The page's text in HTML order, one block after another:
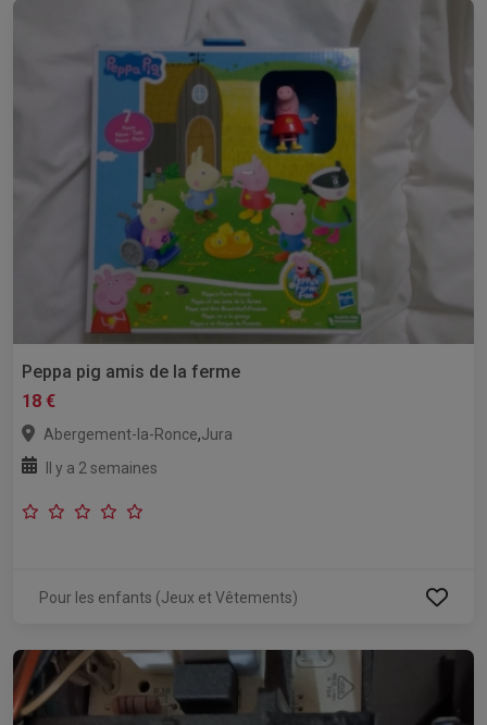
Peppa pig amis de la ferme
18 €
Abergement-la-Ronce,Jura
Il y a 2 semaines
Pour les enfants (Jeux et Vêtements)